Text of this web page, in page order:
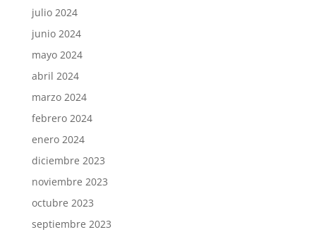
julio 2024
junio 2024
mayo 2024
abril 2024
marzo 2024
febrero 2024
enero 2024
diciembre 2023
noviembre 2023
octubre 2023
septiembre 2023